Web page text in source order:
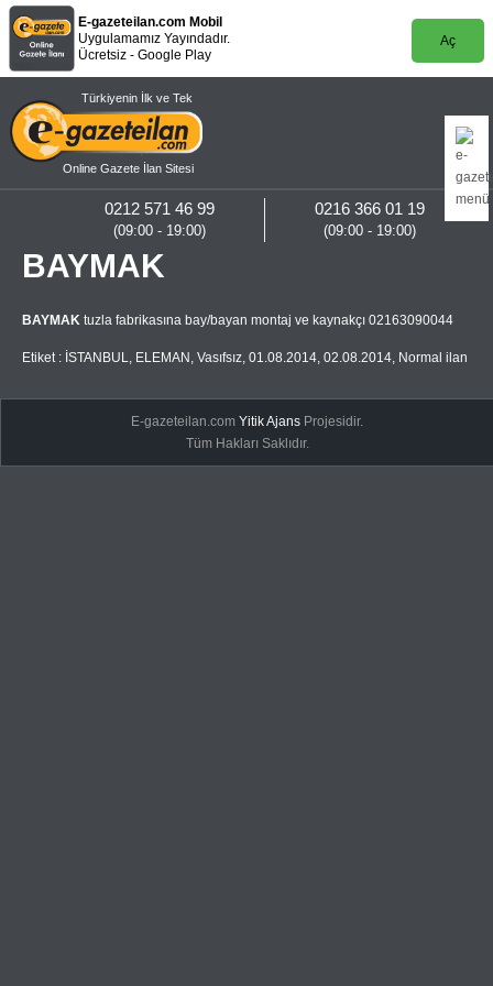
E-gazeteilan.com Mobil
Uygulamamız Yayındadır.
Ücretsiz - Google Play
Aç
Türkiyenin İlk ve Tek
Online Gazete İlan Sitesi
0216 366 01 19
(09:00 - 19:00)
0212 571 46 99
(09:00 - 19:00)
BAYMAK
BAYMAK tuzla fabrikasına bay/bayan montaj ve kaynakçı 02163090044
Etiket : İSTANBUL, ELEMAN , Vasıfsız, 01.08.2014, 02.08.2014, Normal ilan
E-gazeteilan.comYitik Ajans Projesidir.
Tüm Hakları Saklıdır.